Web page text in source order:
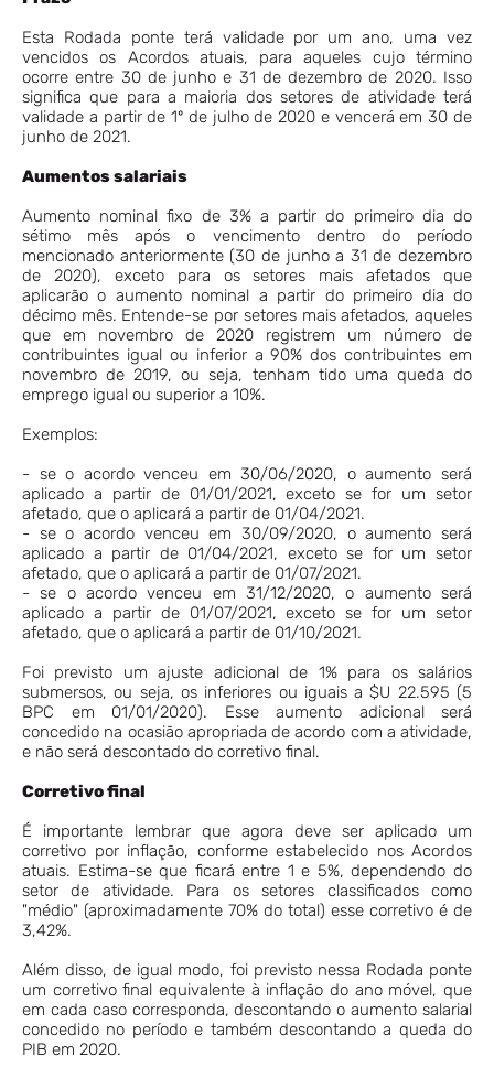
Esta Rodada ponte terá validade por um ano, uma vez
vencidos os Acordos atuais, para aqueles cujo término
ocorre entre 30 de junho e 31 de dezembro de 2020. Isso
significa que para a maioria dos setores de atividade terá
validade a partir de 1º de julho de 2020 e vencerá em 30 de
junho de 2021.
Aumentos salariais
Aumento nominal fixo de 3% a partir do primeiro dia do
sétimo mês após o vencimento dentro do período
mencionado anteriormente (30 de junho a 31 de dezembro
de 2020), exceto para os setores mais afetados que
aplicarão o aumento nominal a partir do primeiro dia do
décimo mês. Entende-se por setores mais afetados, aqueles
que em novembro de 2020 registrem um número de
contribuintes igual ou inferior a 90% dos contribuintes em
novembro de 2019, ou seja, tenham tido uma queda do
emprego igual ou superior a 10%.
Exemplos:
- se o acordo venceu em 30/06/2020, o aumento será
aplicado a partir de 01/01/2021, exceto se for um setor
afetado, que o aplicará a partir de 01/04/2021.
- se o acordo venceu em 30/09/2020, o aumento será
aplicado a partir de 01/04/2021, exceto se for um setor
afetado, que o aplicará a partir de 01/07/2021.
- se o acordo venceu em 31/12/2020, o aumento será
aplicado a partir de 01/07/2021, exceto se for um setor
afetado, que o aplicará a partir de 01/10/2021.
Foi previsto um ajuste adicional de 1% para os salários
submersos, ou seja, os inferiores ou iguais a $U 22.595 (5
BPC em 01/01/2020). Esse aumento adicional será
concedido na ocasião apropriada de acordo com a atividade,
e não será descontado do corretivo final.
Corretivo final
É importante lembrar que agora deve ser aplicado um
corretivo por inflação, conforme estabelecido nos Acordos
atuais. Estima-se que ficará entre 1 e 5%, dependendo do
setor de atividade. Para os setores classificados como
"médio" (aproximadamente 70% do total) esse corretivo é de
3,42%.
Além disso, de igual modo, foi previsto nessa Rodada ponte
um corretivo final equivalente à inflação do ano móvel, que
em cada caso corresponda, descontando o aumento salarial
concedido no período e também descontando a queda do
PIB em 2020.